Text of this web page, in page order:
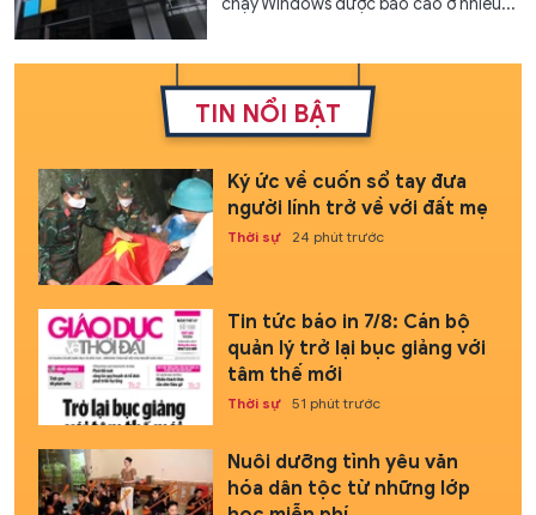
chạy Windows được báo cáo ở nhiều...
TIN NỔI BẬT
Ký ức về cuốn sổ tay đưa
người lính trở về với đất mẹ
Thời sự 24 phút trước
Tin tức báo in 7/8: Cán bộ
quản lý trở lại bục giảng với
tâm thế mới
Thời sự 51 phút trước
Nuôi dưỡng tình yêu văn
hóa dân tộc từ những lớp